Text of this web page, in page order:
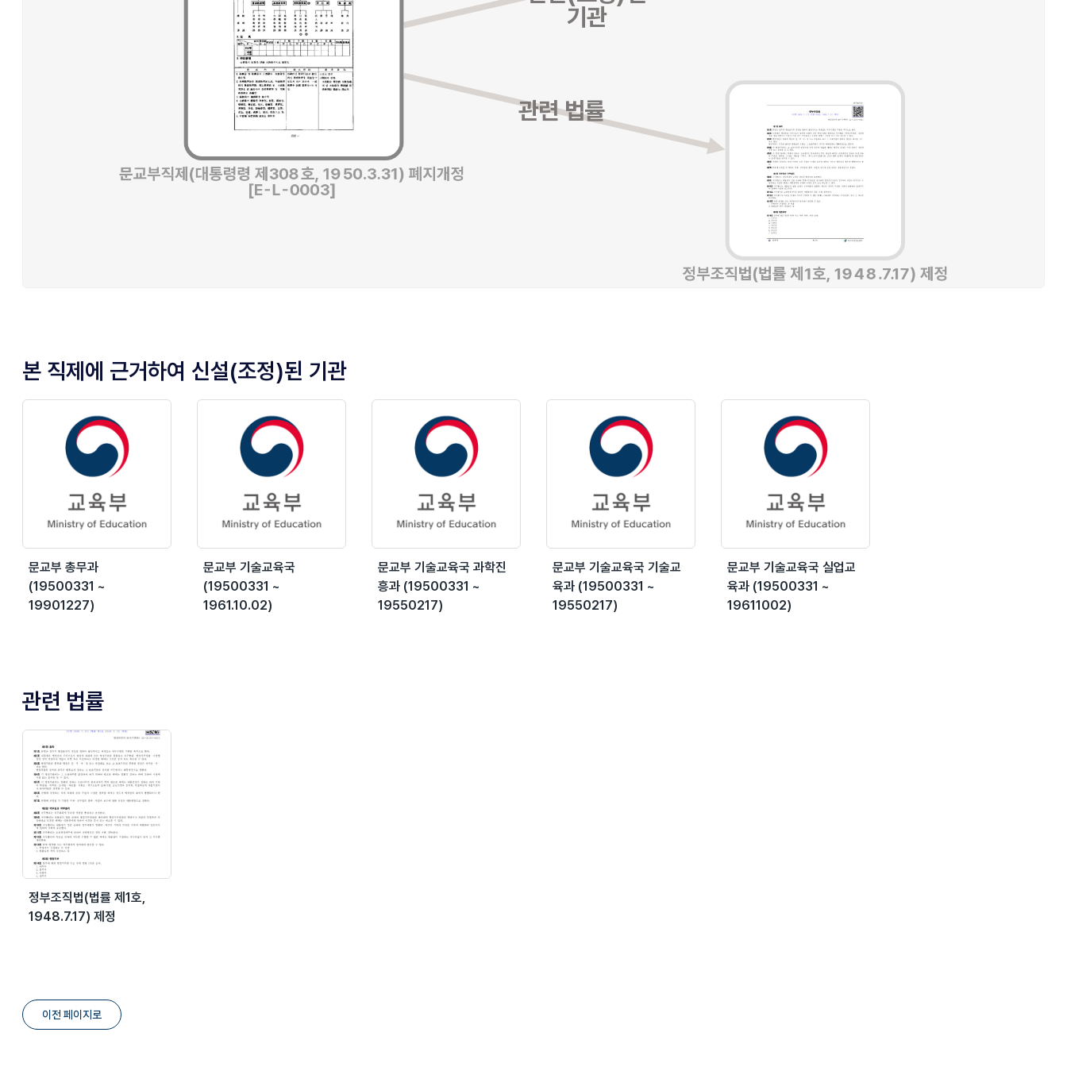
본 직제에 근거하여 신설(조정)된 기관
문교부 총무과
(19500331 ~
19901227)
문교부 기술교육국
(19500331 ~
1961.10.02)
문교부 기술교육국 과학진
흥과 (19500331 ~
19550217)
문교부 기술교육국 기술교
육과 (19500331 ~
19550217)
문교부 기술교육국 실업교
육과 (19500331 ~
19611002)
관련 법률
정부조직법(법률 제1호,
1948.7.17) 제정
이전 페이지로